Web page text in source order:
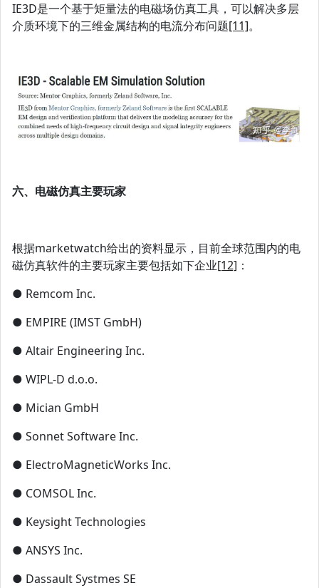
IE3D是一个基于矩量法的电磁场仿真工具，可以解决多层
介质环境下的三维金属结构的电流分布问题[11]。
六、电磁仿真主要玩家
根据marketwatch给出的资料显示，目前全球范围内的电
磁仿真软件的主要玩家主要包括如下企业[12] ：
● Remcom Inc.
● EMPIRE (IMST GmbH)
● Altair Engineering Inc.
● WIPL-D d.o.o.
● Mician GmbH
● Sonnet Software Inc.
● ElectroMagneticWorks Inc.
● COMSOL Inc.
● Keysight Technologies
● ANSYS Inc.
● Dassault Systmes SE